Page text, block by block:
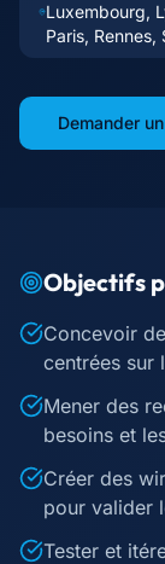
Luxembourg,
Paris,
Demander
Objectifs
Concevoir
centrées sur
Mener des
besoins et
Créer des
pour valider
Tester et